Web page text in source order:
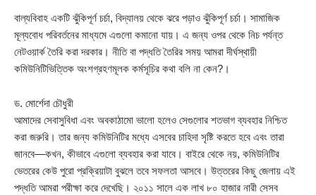
বাল্যবিবাহ একটি ঝুঁকিপূর্ণ চর্চা, বিদ্যালয় থেকে ঝরে পড়াও ঝুঁকিপূর্ণ চর্চা। সামাজিক
মূল্যবোধ পরিবর্তনের মাধ্যমে এগুলো কমানো যায়। এ জন্য ওপর থেকে নিচ পর্যন্ত
নেটওয়ার্ক তৈরি করা দরকার। নীতি বা পদ্ধতি তৈরির সময় আমরা দীর্ঘস্থায়ী
কমিউনিটিভিত্তিক অংশগ্রহণমূলক কর্মসূচির কথা বলি না কেন?।
ড. মোর্শেদা চৌধুরী
আমাদের সেবাসুবিধা এবং অবকাঠামো ভালো হলেও সেগুলোর শতভাগ ব্যবহার নিশ্চিত
করা জরুরি। তার জন্য কমিউনিটির মধ্যে এসবের চাহিদা সৃষ্টি করতে হবে এবং তারা
জানবে—কখন, কীভাবে এগুলো ব্যবহার করা যাবে। বাইরে থেকে নয়, কমিউনিটির
ভেতরের কেউ পুরো প্রক্রিয়াটা বুঝলে তবে সফলতা আসবে। উত্তরের কিছু জেলায় এই
পদ্ধতি আমরা পরীক্ষা করে দেখেছি। ২০১১ সালে এক লাখ ৮০ হাজার নারী সেসব